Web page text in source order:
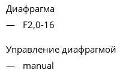
Диафрагма
F2,0-16
Управление диафрагмой
manual